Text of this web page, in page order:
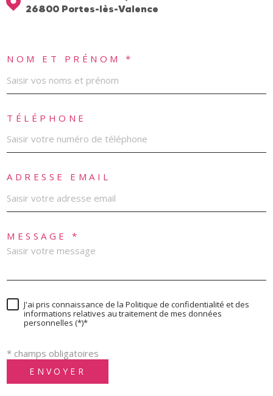
26800 Portes-lès-Valence
NOM ET PRÉNOM *
TÉLÉPHONE
ADRESSE EMAIL
MESSAGE *
J'ai pris connaissance de la Politique de confidentialité et des
informations relatives au traitement de mes données
personnelles (*)*
* champs obligatoires
ENVOYER